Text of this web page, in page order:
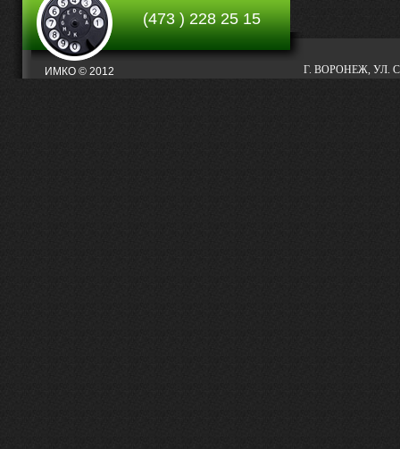
(473 ) 228 25 15
ИМКО © 2012 Г. ВОРОНЕЖ, УЛ.